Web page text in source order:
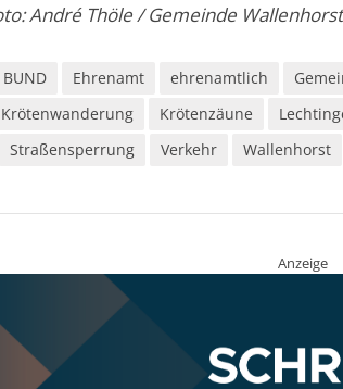
André Thöle / Gemeinde Wallenhorst
BUND Ehrenamt ehrenamtlich
Krötenwanderung Krötenzäune
Straßensperrung Verkehr Wallenhorst
Anzeige